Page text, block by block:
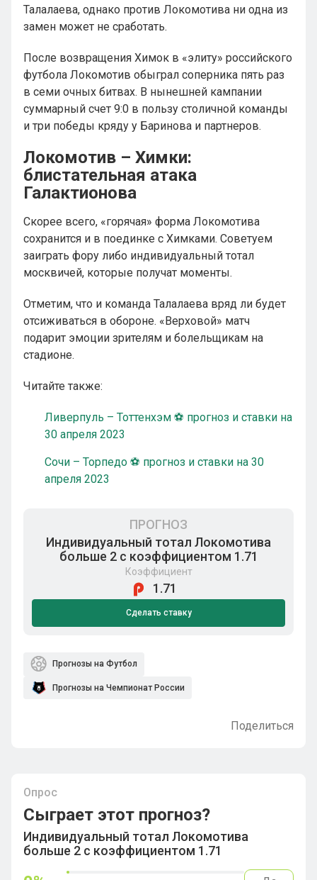
Талалаева, однако против Локомотива ни одна из
замен может не сработать.
После возвращения Химок в «элиту» российского
футбола Локомотив обыграл соперника пять раз
в семи очных битвах. В нынешней кампании
суммарный счет 9:0 в пользу столичной команды
и три победы кряду у Баринова и партнеров.
Локомотив – Химки:
блистательная атака
Галактионова
Скорее всего, «горячая» форма Локомотива
сохранится и в поединке с Химками. Советуем
заиграть фору либо индивидуальный тотал
москвичей, которые получат моменты.
Отметим, что и команда Талалаева вряд ли будет
отсиживаться в обороне. «Верховой» матч
подарит эмоции зрителям и болельщикам на
стадионе.
Читайте также:
Ливерпуль – Тоттенхэм ⚽ прогноз и ставки на
30 апреля 2023
Сочи – Торпедо ⚽ прогноз и ставки на 30
апреля 2023
ПРОГНОЗ
Индивидуальный тотал Локомотива
больше 2 с коэффициентом 1.71
Коэффициент
1.71
Сделать ставку
Прогнозы на Футбол
Прогнозы на Чемпионат России
Поделиться
Опрос
Сыграет этот прогноз?
Индивидуальный тотал Локомотива
больше 2 с коэффициентом 1.71